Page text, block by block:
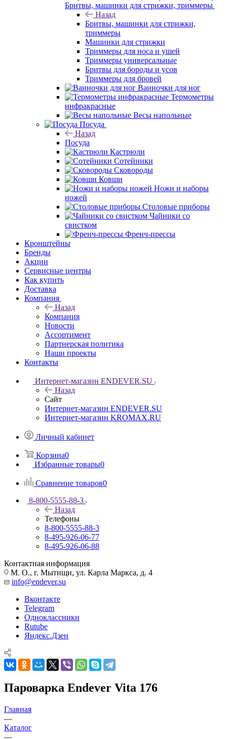
Бритвы, машинки для стрижки, триммеры
Назад
Бритвы, машинки для стрижки,
триммеры
Машинки для стрижки
Триммеры для носа и ушей
Триммеры универсальные
Бритвы для бороды и усов
Триммеры для бровей
Ванночки для ног
Термометры
инфракрасные
Весы напольные
Посуда
Назад
Посуда
Кастрюли
Сотейники
Сковороды
Ковши
Ножи и наборы
ножей
Столовые приборы
Чайники со
свистком
Френч-прессы
Кронштейны
Бренды
Акции
Сервисные центры
Как купить
Доставка
Компания
Назад
Компания
Новости
Ассортимент
Партнерская политика
Наши проекты
Контакты
Интернет-магазин ENDEVER.SU
Назад
Сайт
Интернет-магазин ENDEVER.SU
Интернет-магазин KROMAX.RU
Личный кабинет
Корзина0
Избранные товары0
Сравнение товаров0
8-800-5555-88-3
Назад
Телефоны
8-800-5555-88-3
8-495-926-06-77
8-495-926-06-88
Контактная информация
М. О., г. Мытищи, ул. Карла Маркса, д. 4
info@endever.su
Вконтакте
Telegram
Одноклассники
Rutube
Яндекс.Дзен
Пароварка Endever Vita 176
Главная
—
Каталог
—